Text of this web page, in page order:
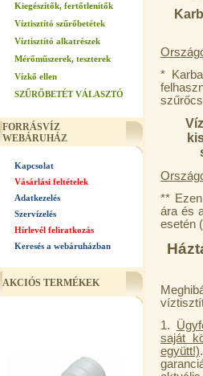
Kiegészítők, fertőtlenítők
Víztisztító szűrőbetétek
Víztisztító alkatrészek
Mérőműszerek, teszterek
Vízkő ellen
SZŰRŐBETÉT VÁLASZTÓ
FORRÁSVÍZ
WEBÁRUHÁZ
Kapcsolat
Vásárlási feltételek
Adatkezelés
Szervízelés
Hírlevél feliratkozás
Keresés a webáruházban
AKCIÓS TERMÉKEK
*
**
ára és
esetén
1.
saját
együtt!)